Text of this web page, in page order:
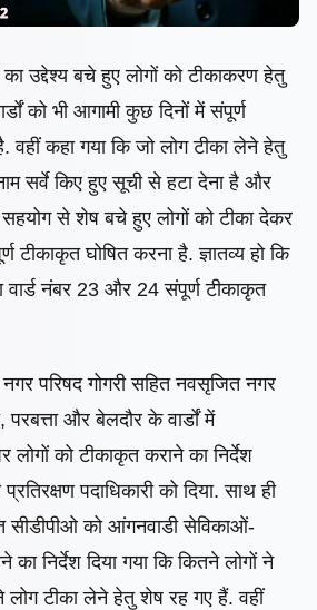
उद्देश्य बचे हुए लोगों को टीकाकरण हेतु
को भी आगामी कुछ दिनों में संपूर्ण
वहीं कहा गया कि जो लोग टीका लेने हेतु
सर्वे किए हुए सूची से हटा देना है और
के सहयोग से शेष बचे हुए लोगों को टीका देकर
टीकाकृत घोषित करना है. ज्ञातव्य हो कि
वार्ड नंबर 23 और 24 संपूर्ण टीकाकृत
परिषद गोगरी सहित नवसृजित नगर
और बेलदौर के वार्डों में
लोगों को टीकाकृत कराने का निर्देश
पदाधिकारी को दिया. साथ ही
सीडीपीओ को आंगनवाडी सेविकाओं-
का निर्देश दिया गया कि कितने लोगों ने
लोग टीका लेने हेतु शेष रह गए हैं. वहीं